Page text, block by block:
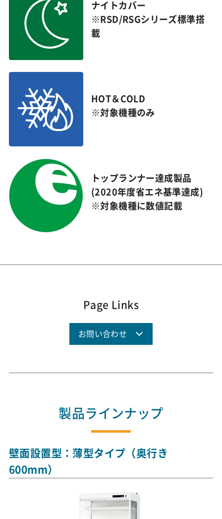
ナイトカバー
※RSD/RSGシリーズ標準搭
載
HOT＆COLD
※対象機種のみ
トップランナー達成製品
(2020年度省エネ基準達成)
※対象機種に数値記載
Page Links
お問い合わせ
製品ラインナップ
壁面設置型：薄型タイプ（奥行き
600mm）